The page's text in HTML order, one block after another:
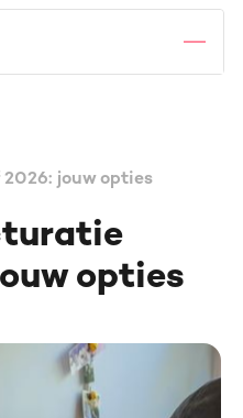
jouw opties
opties